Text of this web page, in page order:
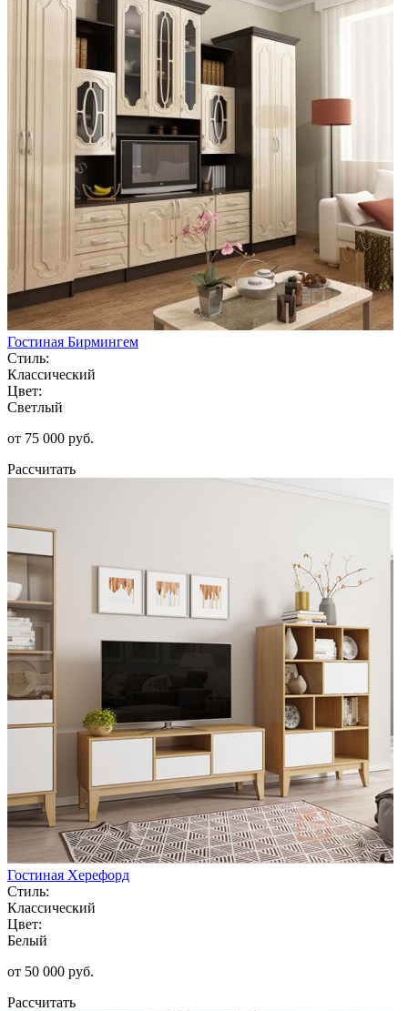
Гостиная Бирмингем
Стиль:
Классический
Цвет:
Светлый
от 75 000 руб.
Рассчитать
Гостиная Херефорд
Стиль:
Классический
Цвет:
Белый
от 50 000 руб.
Рассчитать